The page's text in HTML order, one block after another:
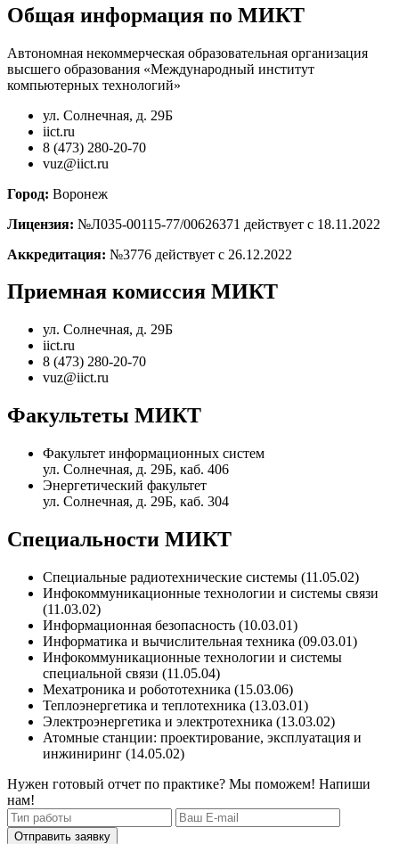
Общая информация по МИКТ
Автономная некоммерческая образовательная организация
высшего образования «Международный институт
компьютерных технологий»
ул. Солнечная, д. 29Б
iict.ru
8 (473) 280-20-70
vuz@iict.ru
Город: Воронеж
Лицензия: №Л035-00115-77/00626371 действует с 18.11.2022
Аккредитация: №3776 действует с 26.12.2022
Приемная комиссия МИКТ
ул. Солнечная, д. 29Б
iict.ru
8 (473) 280-20-70
vuz@iict.ru
Факультеты МИКТ
Факультет информационных систем
ул. Солнечная, д. 29Б, каб. 406
Энергетический факультет
ул. Солнечная, д. 29Б, каб. 304
Специальности МИКТ
Специальные радиотехнические системы (11.05.02)
Инфокоммуникационные технологии и системы связи
(11.03.02)
Информационная безопасность (10.03.01)
Информатика и вычислительная техника (09.03.01)
Инфокоммуникационные технологии и системы
специальной связи (11.05.04)
Мехатроника и робототехника (15.03.06)
Теплоэнергетика и теплотехника (13.03.01)
Электроэнергетика и электротехника (13.03.02)
Атомные станции: проектирование, эксплуатация и
инжиниринг (14.05.02)
Нужен готовый отчет по практике? Мы поможем! Напиши
нам!
Отправить заявку